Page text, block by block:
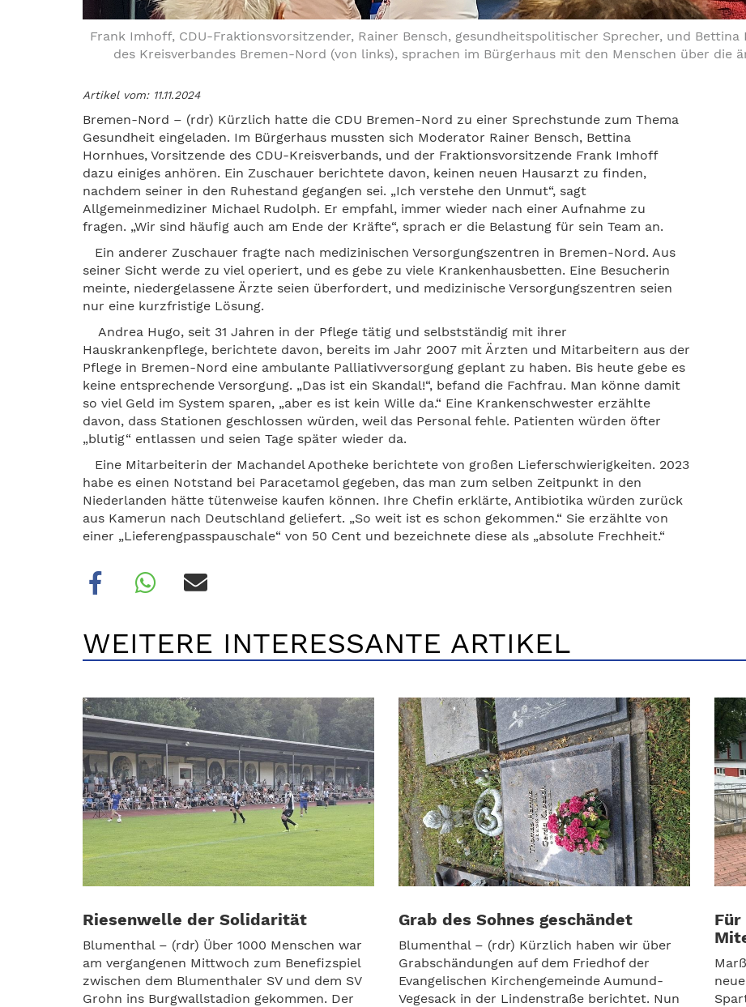
Frank Imhoff, CDU-Fraktionsvorsitzender, Rainer Bensch, gesundheitspolitischer Sprecher, und
des Kreisverbandes Bremen-Nord (von links), sprachen im Bürgerhaus mit den Menschen über die
Artikel vom: 11.11.2024
Bremen-Nord – (rdr) Kürzlich hatte die CDU Bremen-Nord zu einer Sprechstunde zum Thema
Gesundheit eingeladen. Im Bürgerhaus mussten sich Moderator Rainer Bensch, Bettina
Hornhues, Vorsitzende des CDU-Kreisverbands, und der Fraktionsvorsitzende Frank Imhoff
dazu einiges anhören. Ein Zuschauer berichtete davon, keinen neuen Hausarzt zu finden,
nachdem seiner in den Ruhestand gegangen sei. „Ich verstehe den Unmut“, sagt
Allgemeinmediziner Michael Rudolph. Er empfahl, immer wieder nach einer Aufnahme zu
fragen. „Wir sind häufig auch am Ende der Kräfte“, sprach er die Belastung für sein Team an.
Ein anderer Zuschauer fragte nach medizinischen Versorgungszentren in Bremen-Nord. Aus
seiner Sicht werde zu viel operiert, und es gebe zu viele Krankenhausbetten. Eine Besucherin
meinte, niedergelassene Ärzte seien überfordert, und medizinische Versorgungszentren seien
nur eine kurzfristige Lösung.
Andrea Hugo, seit 31 Jahren in der Pflege tätig und selbstständig mit ihrer
Hauskrankenpflege, berichtete davon, bereits im Jahr 2007 mit Ärzten und Mitarbeitern aus der
Pflege in Bremen-Nord eine ambulante Palliativversorgung geplant zu haben. Bis heute gebe es
keine entsprechende Versorgung. „Das ist ein Skandal!“, befand die Fachfrau. Man könne damit
so viel Geld im System sparen, „aber es ist kein Wille da.“ Eine Krankenschwester erzählte
davon, dass Stationen geschlossen würden, weil das Personal fehle. Patienten würden öfter
„blutig“ entlassen und seien Tage später wieder da.
Eine Mitarbeiterin der Machandel Apotheke berichtete von großen Lieferschwierigkeiten. 2023
habe es einen Notstand bei Paracetamol gegeben, das man zum selben Zeitpunkt in den
Niederlanden hätte tütenweise kaufen können. Ihre Chefin erklärte, Antibiotika würden zurück
aus Kamerun nach Deutschland geliefert. „So weit ist es schon gekommen.“ Sie erzählte von
einer „Lieferengpasspauschale“ von 50 Cent und bezeichnete diese als „absolute Frechheit.“
WEITERE INTERESSANTE ARTIKEL
Riesenwelle der Solidarität
Blumenthal – (rdr) Über 1000 Menschen war
am vergangenen Mittwoch zum Benefizspiel
zwischen dem Blumenthaler SV und dem SV
Grohn ins Burgwallstadion gekommen. Der
Grab des Sohnes geschändet
Blumenthal – (rdr) Kürzlich haben wir über
Grabschändungen auf dem Friedhof der
Evangelischen Kirchengemeinde Aumund-
Vegesack in der Lindenstraße berichtet. Nun